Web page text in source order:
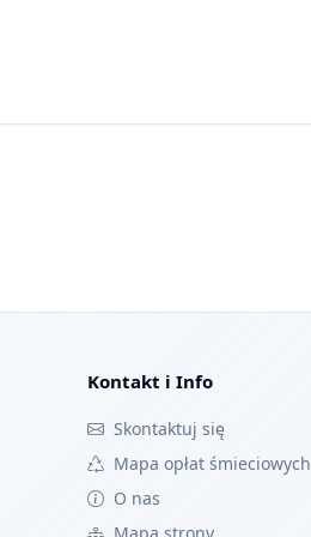
Kontakt i Info
Skontaktuj się
Mapa opłat śmieciowych
O nas